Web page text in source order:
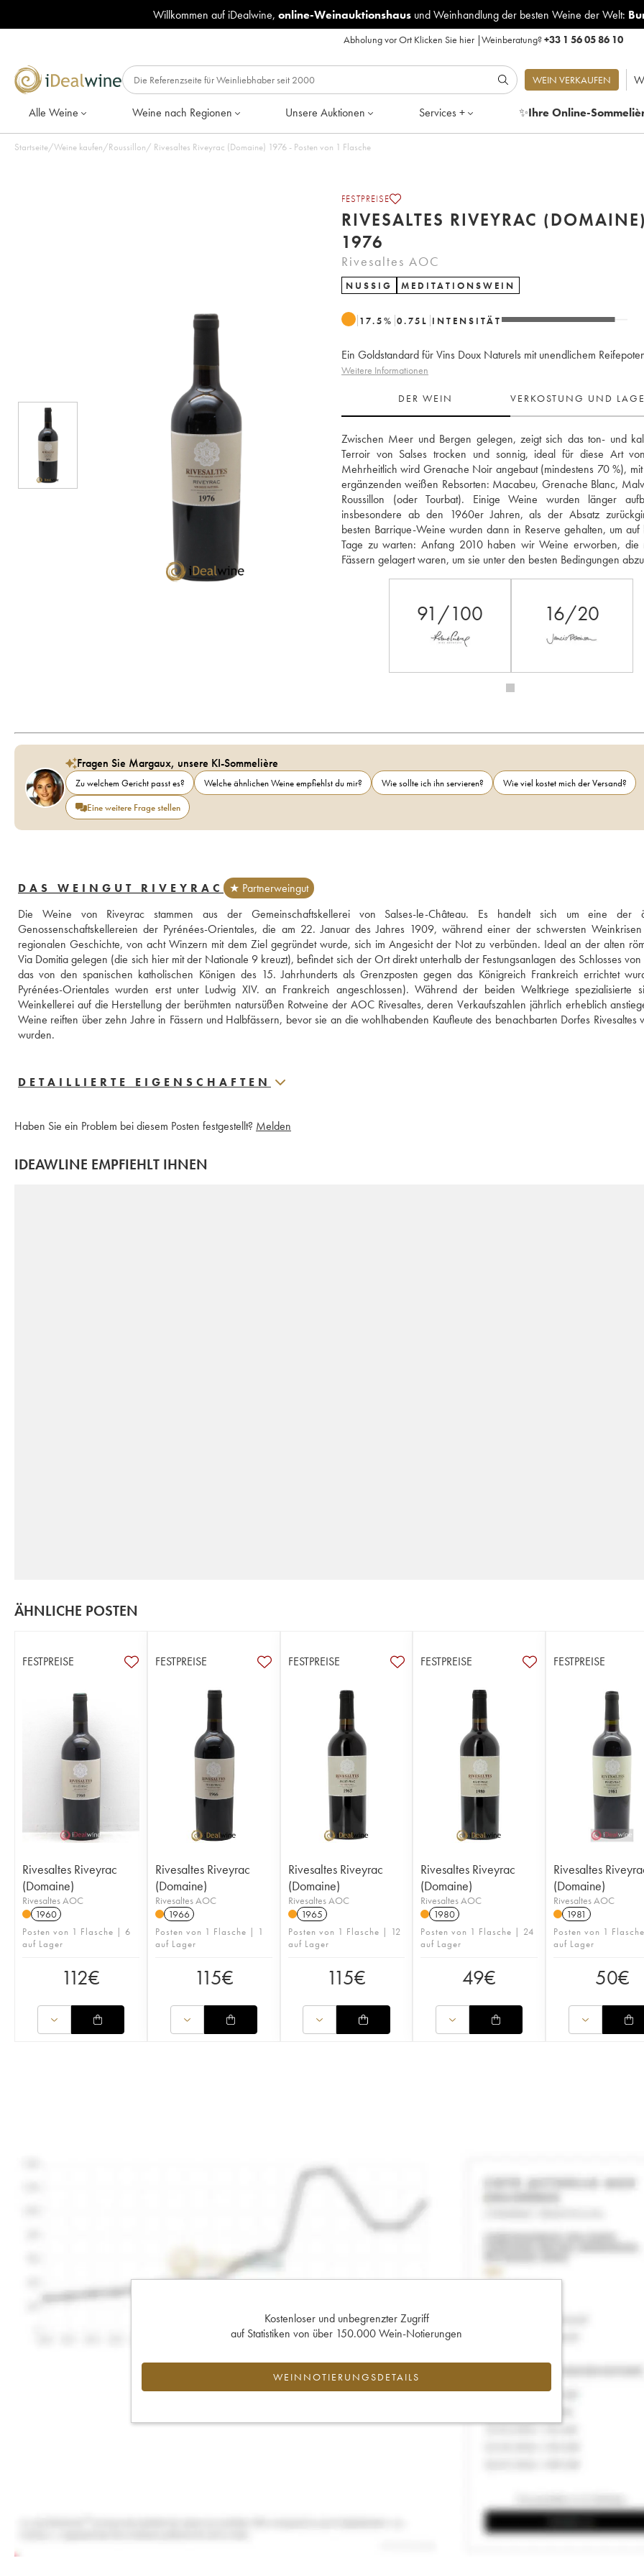
Willkommen auf iDealwine, online-Weinauktionshausund Weinhandlung der besten Weine der Welt:
Abholung vor Ort Klicken Sie hier|Weinberatung?+33 1 56 05 86 10
WEIN VERKAUFEN
Alle Weine Weine nach Regionen Unsere Auktionen Services + ✨Ihre Online-
Startseite/Weine kaufen/Roussillon/ Rivesaltes Riveyrac (Domaine) 1976 - Posten von 1 Flasche
FESTPREISE
RIVESALTES RIVEYRAC (DOMAINE)
1976
Rivesaltes AOC
NUSSIG MEDITATIONSWEIN
17.5% 0.75 L INTENSITÄT
Ein Goldstandard für Vins Doux Naturels mit unendlichem
Weitere Informationen
DER WEIN VERKOSTUNG UND
Zwischen Meer und Bergen gelegen, zeigt sich das ton- und
Terroir von Salses trocken und sonnig, ideal für diese Art
Mehrheitlich wird Grenache Noir angebaut (mindestens 70 %),
ergänzenden weißen Rebsorten: Macabeu, Grenache Blanc,
Roussillon (oder Tourbat). Einige Weine wurden länger
insbesondere ab den 1960er Jahren, als der Absatz
besten Barrique-Weine wurden dann in Reserve gehalten, um auf
Tage zu warten: Anfang 2010 haben wir Weine erworben, die
Fässern gelagert waren, um sie unter den besten Bedingungen
91/100 16/20
Fragen Sie Margaux, unsere KI-Sommelière
Zu welchem Gericht passt es? Welche ähnlichen Weine empfiehlst du mir? Wie sollte ich ihn servieren?
Wie viel kostet mich der Versand?
Eine weitere Frage stellen
DAS WEINGUT RIVEYRAC
★ Partnerweingut
Die Weine von Riveyrac stammen aus der Gemeinschaftskellerei von Salses-le-Château. Es handelt sich um eine der
Genossenschaftskellereien der Pyrénées-Orientales, die am 22. Januar des Jahres 1909, während einer der schwersten
regionalen Geschichte, von acht Winzern mit dem Ziel gegründet wurde, sich im Angesicht der Not zu verbünden. Ideal an der alten
Via Domitia gelegen (die sich hier mit der Nationale 9 kreuzt), befindet sich der Ort direkt unterhalb der Festungsanlagen des Schlosses von
das von den spanischen katholischen Königen des 15. Jahrhunderts als Grenzposten gegen das Königreich Frankreich errichtet
Pyrénées-Orientales wurden erst unter Ludwig XIV. an Frankreich angeschlossen). Während der beiden Weltkriege spezialisierte
Weinkellerei auf die Herstellung der berühmten natursüßen Rotweine der AOC Rivesaltes, deren Verkaufszahlen jährlich erheblich
Weine reiften über zehn Jahre in Fässern und Halbfässern, bevor sie an die wohlhabenden Kaufleute des benachbarten Dorfes Rivesaltes
wurden.
DETAILLIERTE EIGENSCHAFTEN
Haben Sie ein Problem bei diesem Posten festgestellt? Melden
IDEAWLINE EMPFIEHLT IHNEN
ÄHNLICHE POSTEN
FESTPREISE
Rivesaltes Riveyrac
(Domaine)
Rivesaltes AOC
1960
Posten von 1 Flasche | 6
auf Lager
112€
FESTPREISE
Rivesaltes Riveyrac
(Domaine)
Rivesaltes AOC
1966
Posten von 1 Flasche | 1
auf Lager
115€
FESTPREISE
Rivesaltes Riveyrac
(Domaine)
Rivesaltes AOC
1965
Posten von 1 Flasche | 12
auf Lager
115€
FESTPREISE
Rivesaltes Riveyrac
(Domaine)
Rivesaltes AOC
1980
Posten von 1 Flasche | 24
auf Lager
49€
FESTPREISE
Rivesaltes
(Domaine)
Rivesaltes AOC
1981
Posten von 1
auf Lager
50€
Kostenloser und unbegrenzter Zugriff
auf Statistiken von über 150.000 Wein-Notierungen
WEINNOTIERUNGSDETAILS